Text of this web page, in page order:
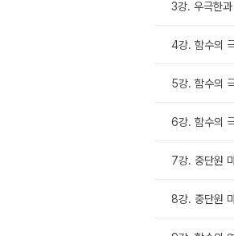
3강. 우극한
4강. 함수의
5강. 함수의
6강. 함수의
7강. 중단원
8강. 중단원